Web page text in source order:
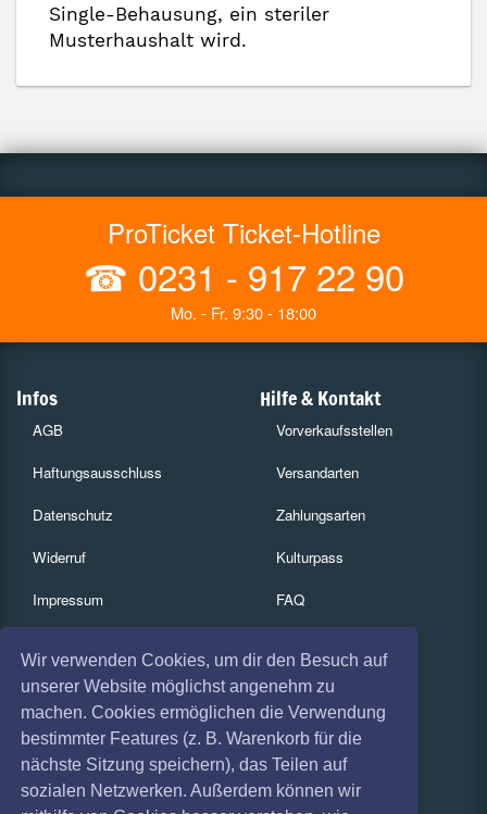
Wir verwenden Cookies, um dir den Besuch auf
unserer Website möglichst angenehm zu
machen. Cookies ermöglichen die Verwendung
bestimmter Features (z. B. Warenkorb für die
nächste Sitzung speichern), das Teilen auf
sozialen Netzwerken. Außerdem können wir
Single-Behausung, ein steriler
Musterhaushalt wird.
ProTicket Ticket-Hotline
☎ 0231 - 917 22 90
Mo. - Fr. 9:30 - 18:00
Infos
AGB
Haftungsausschluss
Datenschutz
Widerruf
Impressum
Coronavirus (COVID 19)
Hilfe & Kontakt
Vorverkaufsstellen
Versandarten
Zahlungsarten
Kulturpass
FAQ
Services
Gutscheine
Geschäftskunden
Kartenrückgabe